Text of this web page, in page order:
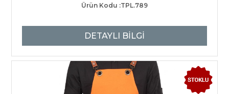
Ürün Kodu :TPL.789
DETAYLI BİLGİ